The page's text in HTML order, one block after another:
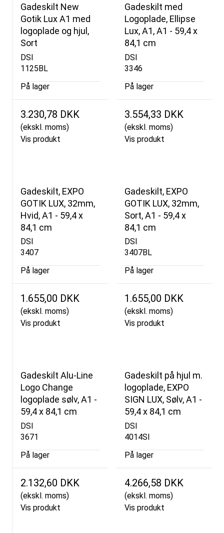
Gadeskilt New
Gotik Lux A1 med
logoplade og hjul,
Sort
DSI
1125BL
På lager
3.230,78 DKK
(ekskl. moms)
Vis produkt
Gadeskilt med
Logoplade, Ellipse
Lux, A1, A1 - 59,4 x
84,1 cm
DSI
3346
På lager
3.554,33 DKK
(ekskl. moms)
Vis produkt
Gadeskilt, EXPO
GOTIK LUX, 32mm,
Hvid, A1 - 59,4 x
84,1 cm
DSI
3407
På lager
1.655,00 DKK
(ekskl. moms)
Vis produkt
Gadeskilt, EXPO
GOTIK LUX, 32mm,
Sort, A1 - 59,4 x
84,1 cm
DSI
3407BL
På lager
1.655,00 DKK
(ekskl. moms)
Vis produkt
Gadeskilt Alu-Line
Logo Change
logoplade sølv, A1 -
59,4 x 84,1 cm
DSI
3671
På lager
2.132,60 DKK
(ekskl. moms)
Vis produkt
Gadeskilt på hjul m.
logoplade, EXPO
SIGN LUX, Sølv, A1 -
59,4 x 84,1 cm
DSI
4014SI
På lager
4.266,58 DKK
(ekskl. moms)
Vis produkt